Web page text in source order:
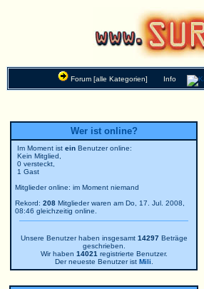
Forum [alle Kategorien] Info
Wer ist online?
Im Moment ist ein Benutzer online:
Kein Mitglied,
0 versteckt,
1 Gast
Mitglieder online: im Moment niemand
Rekord: 208 Mitglieder waren am Do, 17. Jul. 2008,
08:46 gleichzeitig online.
Unsere Benutzer haben insgesamt 14297Beträge
geschrieben.
Wir haben 14021 registrierte Benutzer.
Der neueste Benutzer ist Mili